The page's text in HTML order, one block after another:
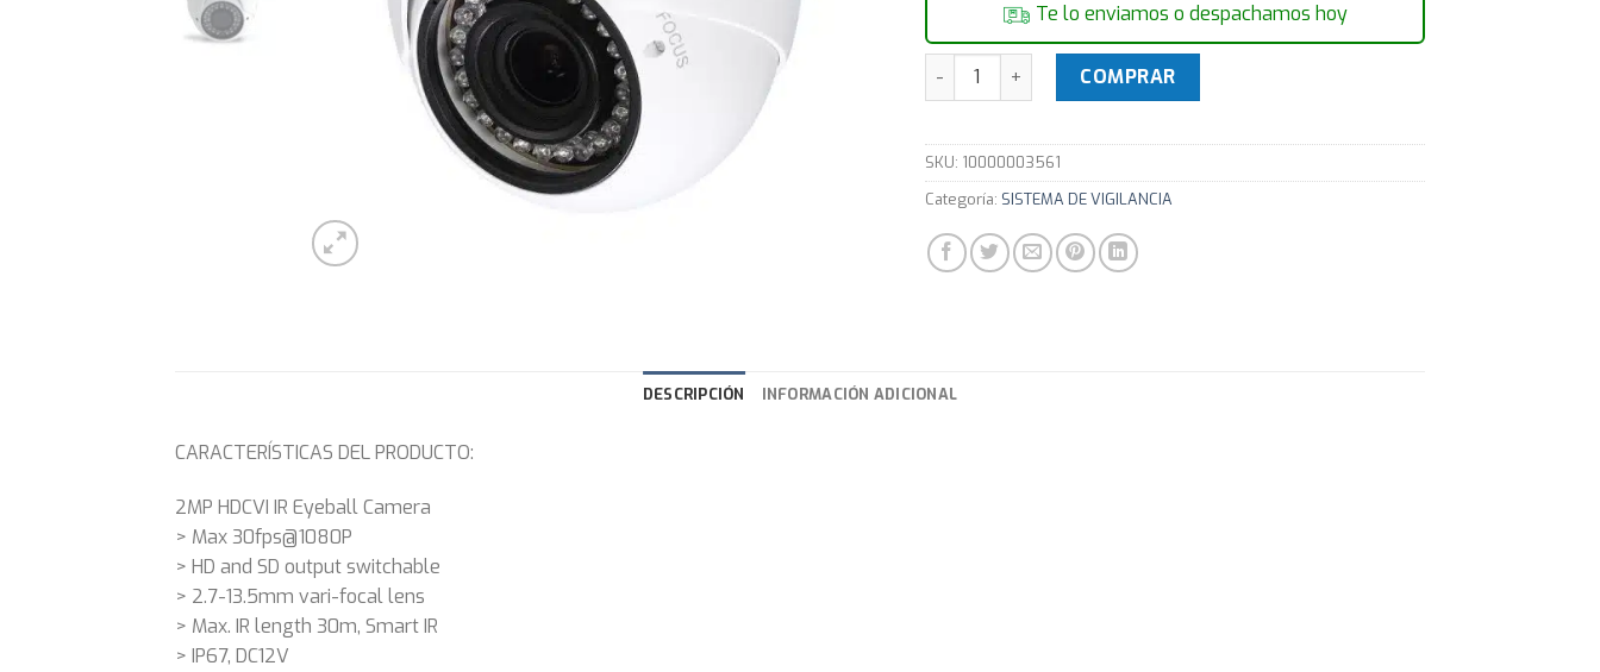
Te lo enviamos o despachamos hoy
Cámara Dahua CCTV Hac-hdw1200rp-vf 2.7-13.5 Vari Domo cantidad
COMPRAR
SKU: 10000003561
Categoría: SISTEMA DE VIGILANCIA
DESCRIPCIÓN INFORMACIÓN ADICIONAL
CARACTERÍSTICAS DEL PRODUCTO:
2MP HDCVI IR Eyeball Camera
> Max 30fps@1080P
> HD and SD output switchable
> 2.7-13.5mm vari-focal lens
> Max. IR length 30m, Smart IR
> IP67, DC12V